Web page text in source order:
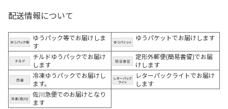
配送情報について
ゆうパック等でお届けしま
す
ゆうパケットでお届けします
チルドゆうパックでお届け
します
定形外郵便(簡易書留)でお届
けします
冷凍ゆうパックでお届けし
ます。
レターパックライトでお届け
します
佐川急便でのお届けとなり
ます